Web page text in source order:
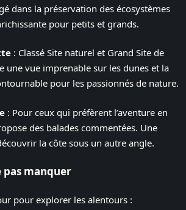
dans la préservation des écosystèmes
pour petits et grands.
: Classé Site naturel et Grand Site de
une vue imprenable sur les dunes et la
pour les passionnés de nature.
: Pour ceux qui préfèrent l’aventure en
des balades commentées. Une
la côte sous un autre angle.
pas manquer
pour explorer les alentours :